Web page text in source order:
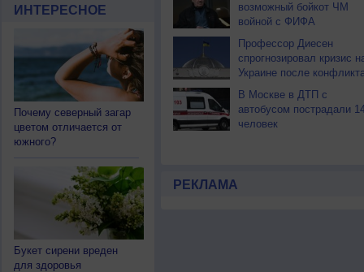
ИНТЕРЕСНОЕ
Почему северный загар
цветом отличается от
южного?
Букет сирени вреден
для здоровья
возможный бойкот ЧМ
войной с ФИФА
Профессор Диесен
спрогнозировал кризис
Украине после
В Москве в ДТП с
автобусом пострадали
человек
РЕКЛАМА